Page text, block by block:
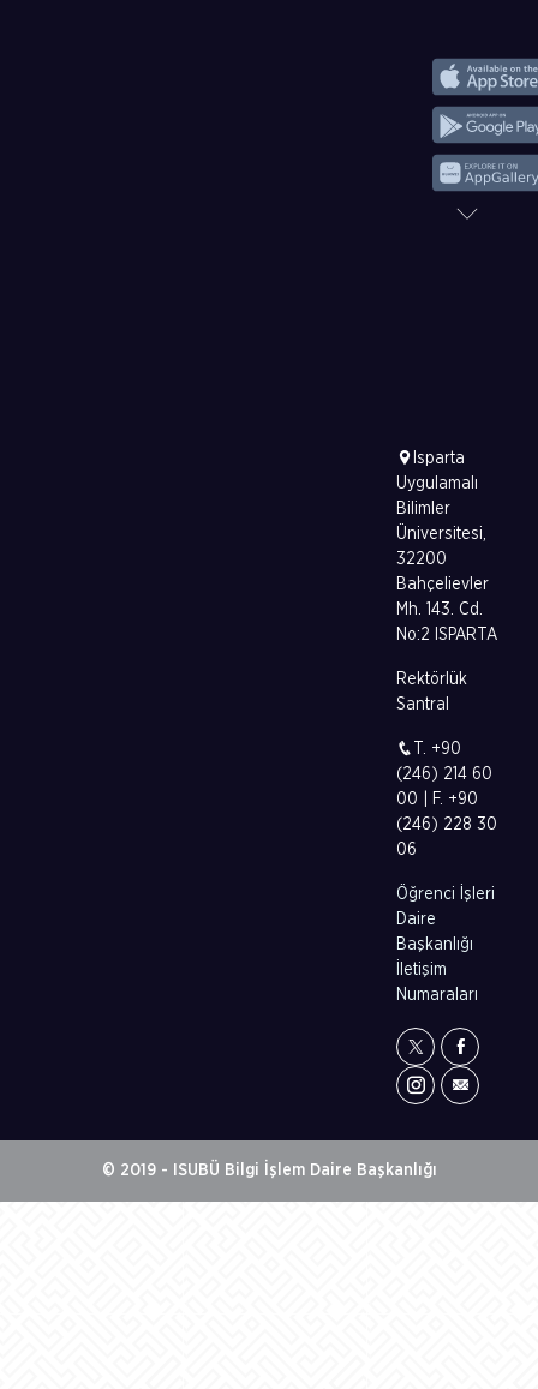
Isparta
Uygulamalı
Bilimler
Üniversitesi,
32200
Bahçelievler
Mh. 143. Cd.
No:2 ISPARTA
Rektörlük
Santral
T. +90
(246) 214 60
00 | F. +90
(246) 228 30
06
Öğrenci İşleri
Daire
Başkanlığı
İletişim
Numaraları
© 2019 - ISUBÜ Bilgi İşlem Daire Başkanlığı